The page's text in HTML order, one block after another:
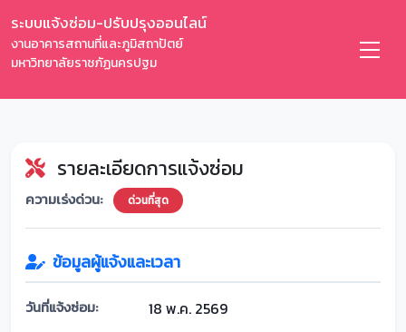
ระบบแจ้งซ่อม-ปรับปรุงออนไลน์
งานอาคารสถานที่และภูมิสถาปัตย์
มหาวิทยาลัยราชภัฏนครปฐม
รายละเอียดการแจ้งซ่อม
ความเร่งด่วน: ด่วนที่สุด
ข้อมูลผู้แจ้งและเวลา
วันที่แจ้งซ่อม: 18 พ.ค. 2569